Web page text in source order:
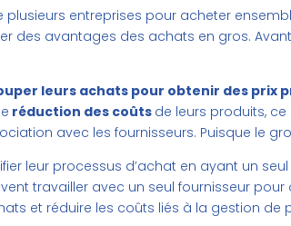
entreprises pour acheter
des avantages des achats en gros.
leurs achats pour obtenir des prix
réduction des coûts de leurs produits, ce
avec les fournisseurs. Puisque le
leur processus d’achat en ayant un
travailler avec un seul fournisseur
et réduire les coûts liés à la gestion de